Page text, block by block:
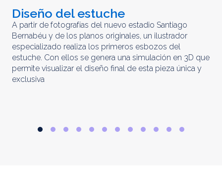
Diseño del estuche
A partir de fotografías del nuevo estadio Santiago
Bernabéu y de los planos originales, un ilustrador
especializado realiza los primeros esbozos del
estuche. Con ellos se genera una simulación en 3D que
permite visualizar el diseño final de esta pieza única y
exclusiva